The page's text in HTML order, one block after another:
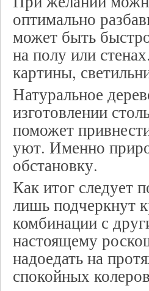
оптимально
может быть
на полу или
картины,
Натуральное
изготовлении
поможет
уют. Именно
обстановку.
Как итог следует
лишь подчеркнут
комбинации с
настоящему
надоедать на
спокойных